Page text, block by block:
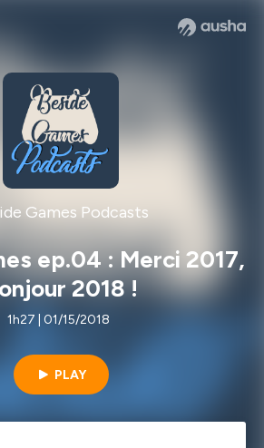
Games Podcasts
ep.04 : Merci 2017,
2018 !
1h27 | 01/15/2018
PLAY